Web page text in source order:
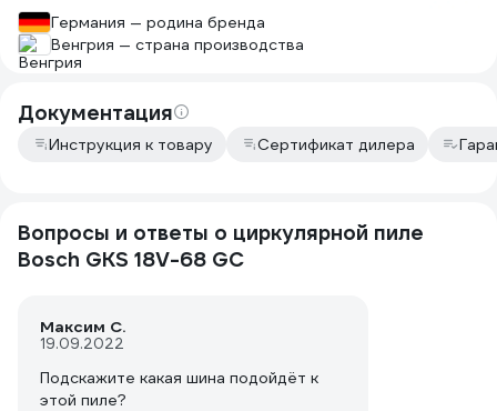
Германия — родина бренда
Венгрия — страна производства
Документация
Инструкция к товару Сертификат дилера
Вопросы и ответы о циркулярной пиле
Bosch GKS 18V-68 GC
Максим С.
19.09.2022
Подскажите какая шина подойдёт к
этой пиле?